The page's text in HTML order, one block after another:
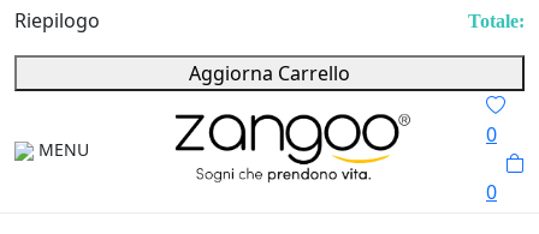
Riepilogo
Totale:
Aggiorna Carrello
MENU
0
0